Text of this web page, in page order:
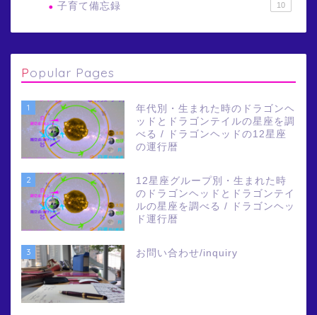
子育て備忘録 10
Popular Pages
1
年代別・生まれた時のドラゴンヘ
ッドとドラゴンテイルの星座を調
べる / ドラゴンヘッドの12星座
の運行暦
2
12星座グループ別・生まれた時
のドラゴンヘッドとドラゴンテイ
ルの星座を調べる / ドラゴンヘッ
ド運行暦
3 お問い合わせ/inquiry